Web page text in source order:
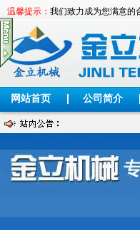
温馨提示： 我们致力成为您满意的
网站首页 公司简介